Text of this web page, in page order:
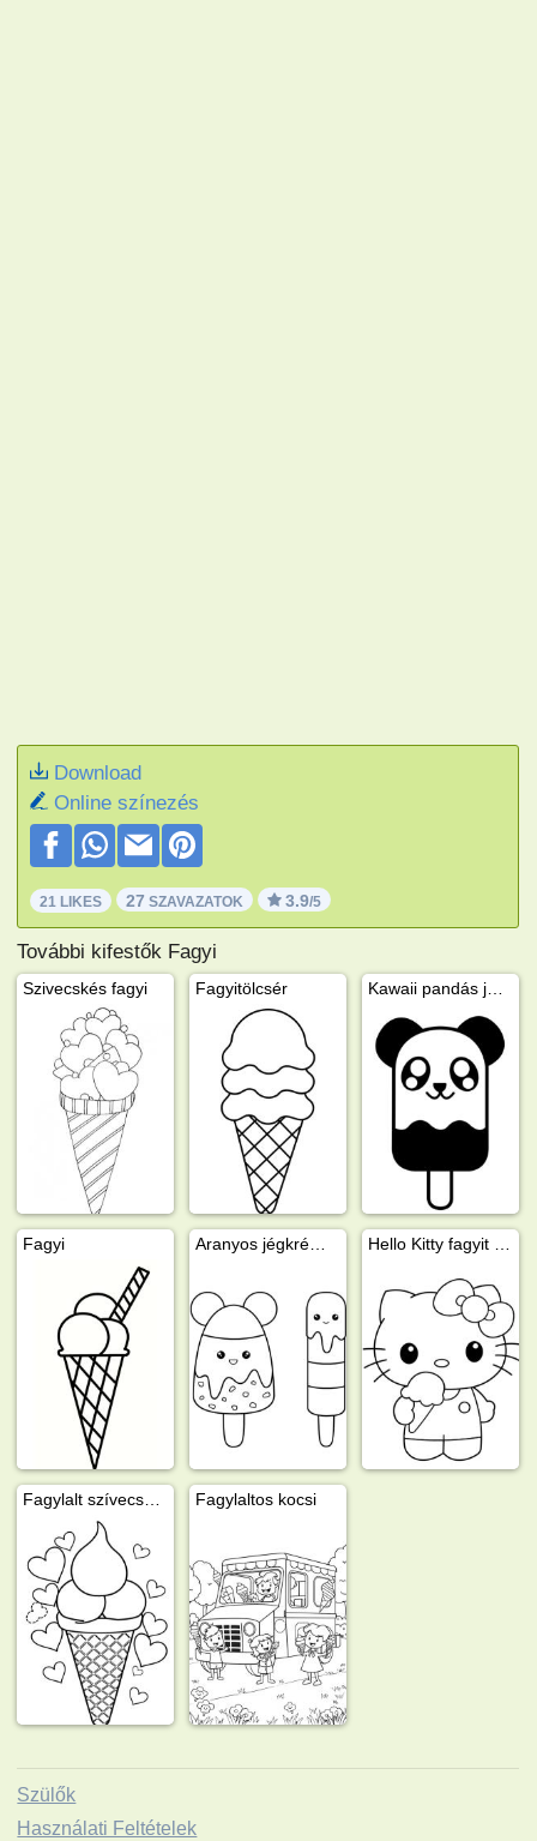
Download
Online színezés
21 LIKES 27 SZAVAZATOK 3.9/5
További kifestők Fagyi
Szivecskés fagyi Fagyitölcsér
Fagyi
Fagylaltos kocsi
Szülők
Használati Feltételek